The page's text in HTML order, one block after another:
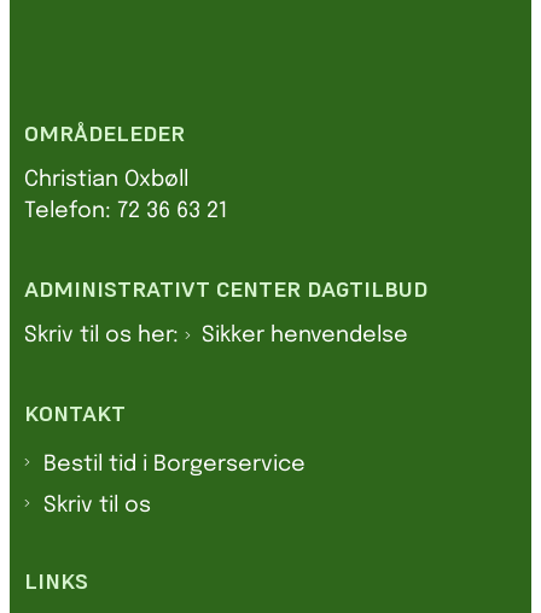
OMRÅDELEDER
Christian Oxbøll
Telefon: 72 36 63 21
ADMINISTRATIVT CENTER DAGTILBUD
Skriv til os her: Sikker henvendelse
KONTAKT
Bestil tid i Borgerservice
Skriv til os
LINKS